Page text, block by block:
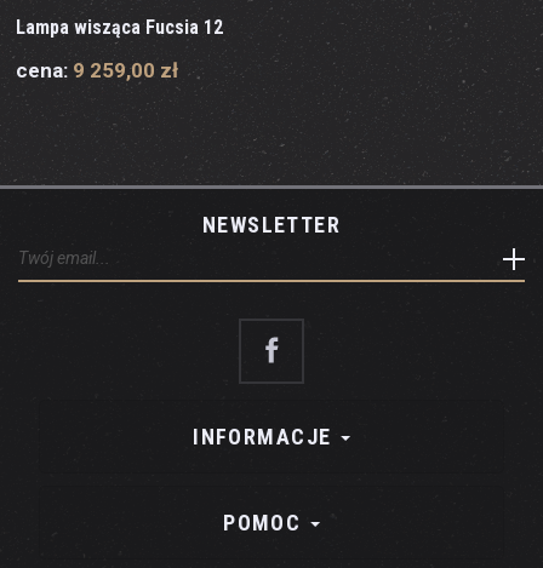
Lampa wisząca Fucsia 12
cena: 9 259,00 zł
NEWSLETTER
INFORMACJE
POMOC